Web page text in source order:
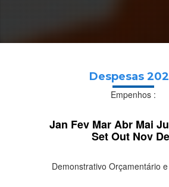
Despesas
Empenhos :
Jan Fev MarAbr Mai
SetOut Nov
Demonstrativo Orçamentário